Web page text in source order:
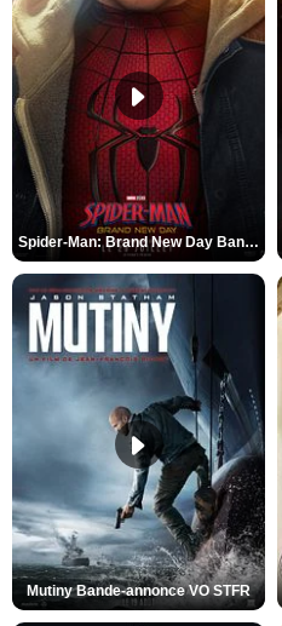
Spider-Man: Brand New Day Bande-annonce VO STFR
Mutiny Bande-annonce VO STFR